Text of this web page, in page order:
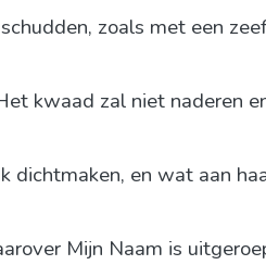
zoals met een
kwaad zal niet naderen
dichtmaken, en wat aan
Mijn Naam is